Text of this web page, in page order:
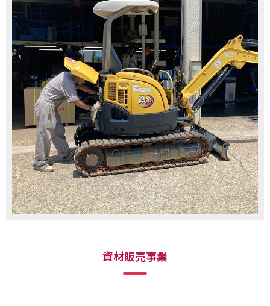
資材販売事業